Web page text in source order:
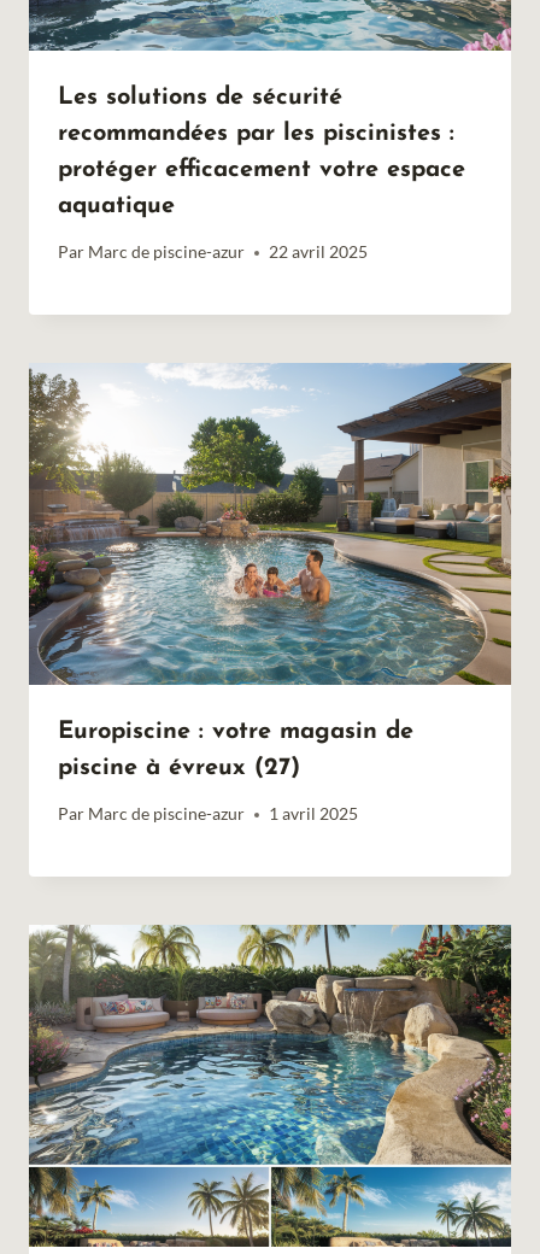
Les solutions de sécurité
recommandées par les piscinistes :
protéger efficacement votre espace
aquatique
Par Marc de piscine-azur 22 avril 2025
Europiscine : votre magasin de
piscine à évreux (27)
Par Marc de piscine-azur 1 avril 2025